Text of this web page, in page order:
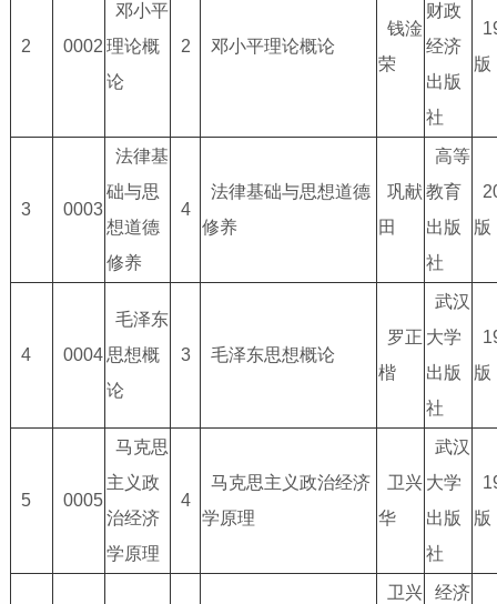
2 0002
邓小平
理论概
论
2 邓小平理论概论
钱淦
荣
财政
经济
出版
社
版
3 0003
法律基
础与思
想道德
修养
4
法律基础与思想道德
修养
巩献
田
高等
教育
出版
社
版
4 0004
毛泽东
思想概
论
3 毛泽东思想概论
罗正
楷
武汉
大学
出版
社
版
5 0005
马克思
主义政
治经济
学原理
4
马克思主义政治经济
学原理
卫兴
华
武汉
大学
出版
社
版
卫兴
经济